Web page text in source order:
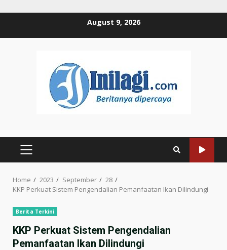
August 9, 2026
PRIMARY
Home 2023 September
28
KKP Perkuat Sistem Pengendalian Pemanfaatan Ikan Dilindungi
Berita Terkini
KKP Perkuat Sistem Pengendalian
Pemanfaatan Ikan Dilindungi